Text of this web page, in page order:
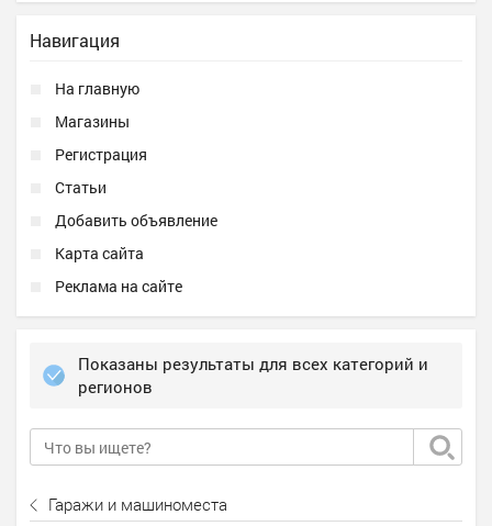
Навигация
На главную
Магазины
Регистрация
Статьи
Добавить объявление
Карта сайта
Реклама на сайте
Показаны результаты для всех категорий и
регионов
Гаражи и машиноместа